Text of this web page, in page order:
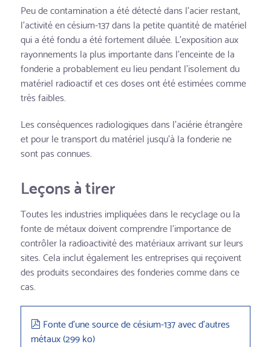
Peu de contamination a été détecté dans l'acier restant,
l'activité en césium-137 dans la petite quantité de matériel
qui a été fondu a été fortement diluée. L'exposition aux
rayonnements la plus importante dans l'enceinte de la
fonderie a probablement eu lieu pendant l'isolement du
matériel radioactif et ces doses ont été estimées comme
très faibles.
Les conséquences radiologiques dans l'aciérie étrangère
et pour le transport du matériel jusqu'à la fonderie ne
sont pas connues.
Leçons à tirer
Toutes les industries impliquées dans le recyclage ou la
fonte de métaux doivent comprendre l'importance de
contrôler la radioactivité des matériaux arrivant sur leurs
sites. Cela inclut également les entreprises qui reçoivent
des produits secondaires des fonderies comme dans ce
cas.
pdf
Fonte d'une source de césium-137 avec d'autres
métaux(299 ko)